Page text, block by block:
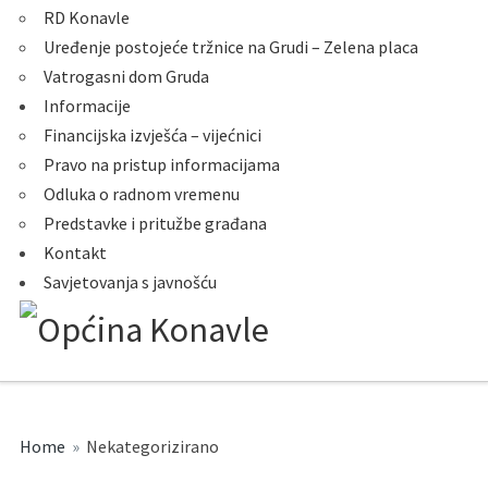
RD Konavle
Uređenje postojeće tržnice na Grudi – Zelena placa
Vatrogasni dom Gruda
Informacije
Financijska izvješća – vijećnici
Pravo na pristup informacijama
Odluka o radnom vremenu
Predstavke i pritužbe građana
Kontakt
Savjetovanja s javnošću
Home » Nekategorizirano